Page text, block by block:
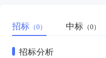
招标 （0） 中标 （0）
招标分析